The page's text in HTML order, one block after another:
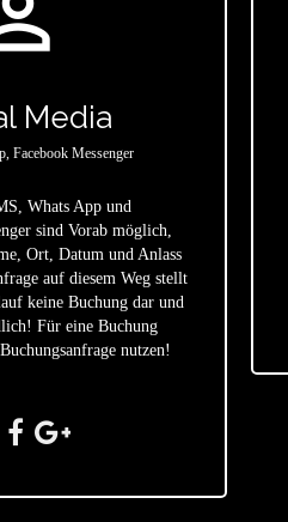
Media
Facebook Messenger
Whats App und
sind Vorab möglich,
Ort, Datum und Anlass
auf diesem Weg stellt
keine Buchung dar und
Für eine Buchung
nutzen!